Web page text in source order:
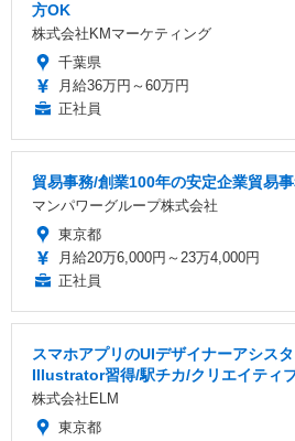
方OK
株式会社KMマーケティング
千葉県
月給36万円～60万円
正社員
貿易事務/創業100年の安定企業貿易
マンパワーグループ株式会社
東京都
月給20万6,000円～23万4,000円
正社員
スマホアプリのUIデザイナーアシス
Illustrator習得/駅チカ/クリエイティ
株式会社ELM
東京都